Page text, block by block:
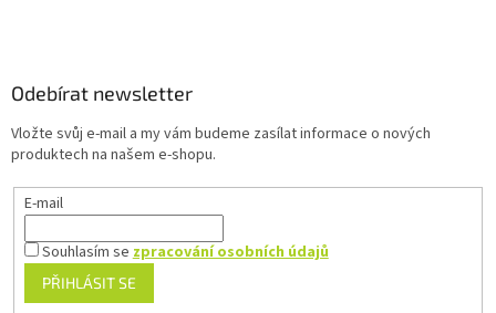
Odebírat newsletter
Vložte svůj e-mail a my vám budeme zasílat informace o nových
produktech na našem e-shopu.
E-mail
Souhlasím se zpracování osobních údajů
PŘIHLÁSIT SE